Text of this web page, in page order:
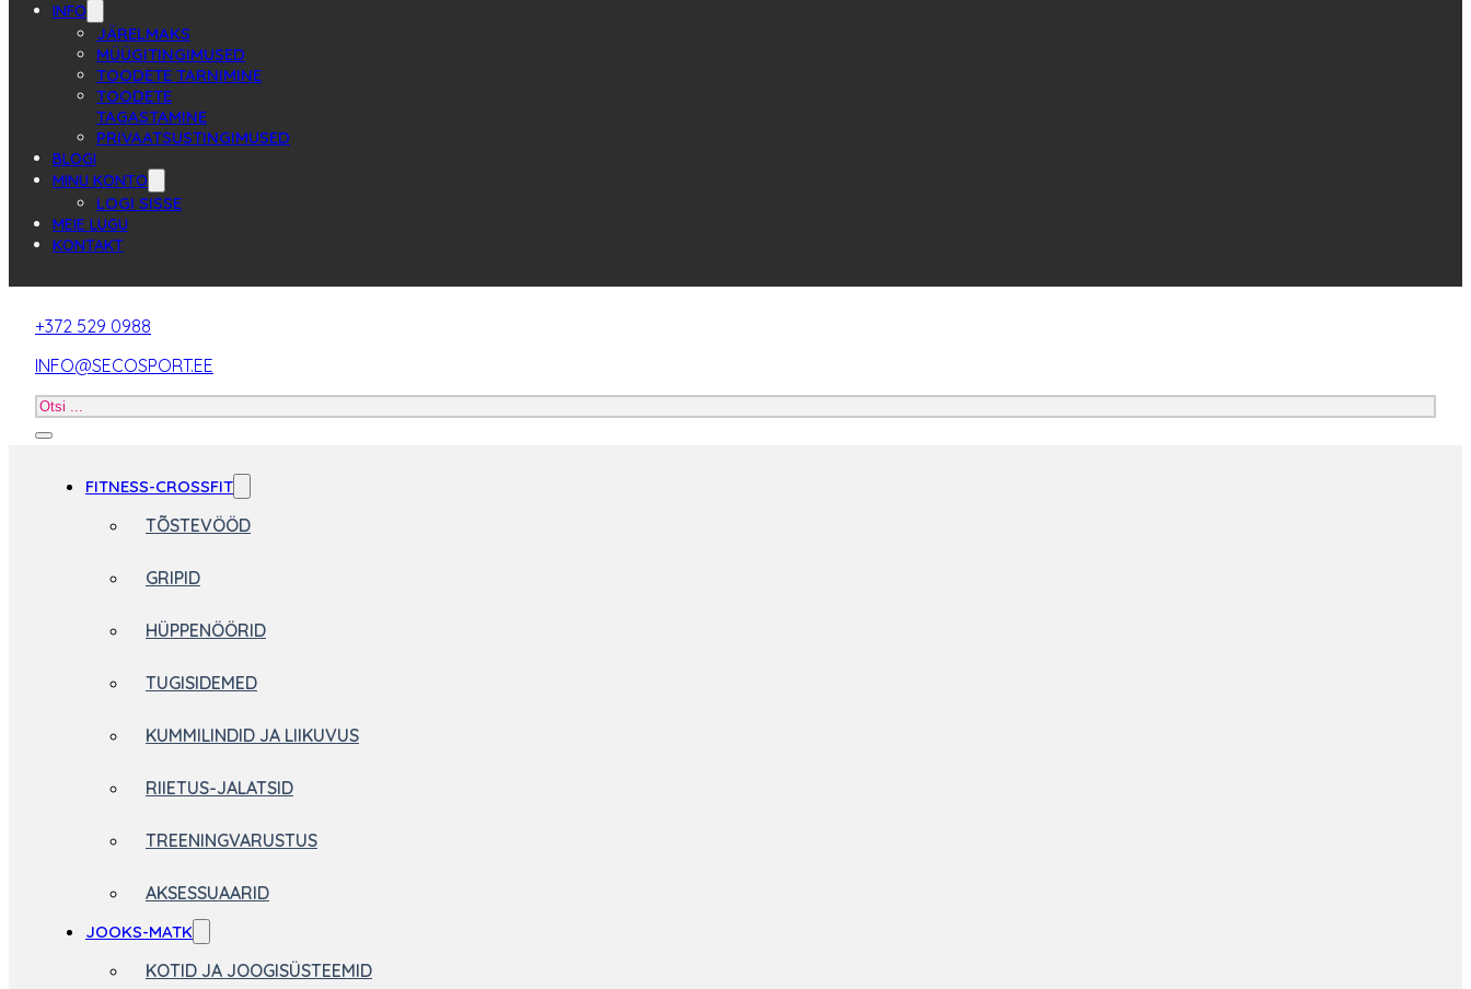
INFO
JÄRELMAKS
MÜÜGITINGIMUSED
TOODETE TARNIMINE
TOODETE
TAGASTAMINE
PRIVAATSUSTINGIMUSED
BLOGI
MINU KONTO
LOGI SISSE
MEIE LUGU
KONTAKT
+372 529 0988
INFO@SECOSPORT.EE
Otsi
FITNESS-CROSSFIT
TÕSTEVÖÖD
GRIPID
HÜPPENÖÖRID
TUGISIDEMED
KUMMILINDID JA LIIKUVUS
RIIETUS-JALATSID
TREENINGVARUSTUS
AKSESSUAARID
JOOKS-MATK
KOTID JA JOOGISÜSTEEMID